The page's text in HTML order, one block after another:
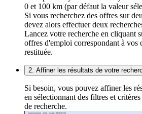
0 et 100 km (par défaut la valeur
Si vous recherchez des offres sur
devez alors effectuer deux
Lancez votre recherche en cliquant
offres d'emploi correspondant à vos
restituée.
2. Affiner les résultats de votre
Si besoin, vous pouvez affiner les
en sélectionnant des filtres et
de recherche.